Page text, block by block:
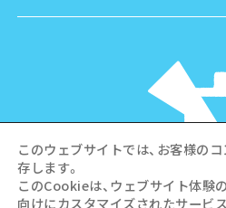
このウェブサイトでは、お客様の
存します。
このCookieは、ウェブサイト体験
向けにカスタマイズされたサービ